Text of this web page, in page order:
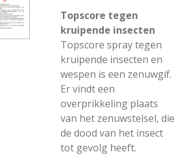
Topscore tegen
kruipende insecten
Topscore spray tegen
kruipende insecten en
wespen is een zenuwgif.
Er vindt een
overprikkeling plaats
van het zenuwstelsel, die
de dood van het insect
tot gevolg heeft.